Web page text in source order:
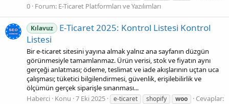
0 Forum: E-Ticaret Platformları ve Yazılımları
Kılavuz
E‑Ticaret 2025: Kontrol Listesi Kontrol
Listesi
Bir e‑ticaret sitesini yayına almak yalnız ana sayfanın düzgün
görünmesiyle tamamlanmaz. Ürün verisi, stok ve fiyatın aynı
gerçeği anlatması; ödeme, teslimat ve iade akışlarının uçtan uca
çalışması; tüketici bilgilendirmesi, güvenlik, erişilebilirlik ve
ölçümün gerçek siparişle sınanması...
Haberci Konu 7 Eki 2025 e-ticaret shopify woo
Cevaplar: